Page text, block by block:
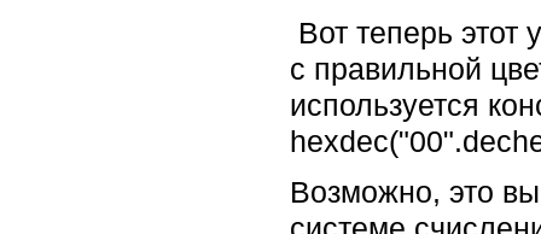
Вот теперь этот
с правильной
используется
Возможно, это